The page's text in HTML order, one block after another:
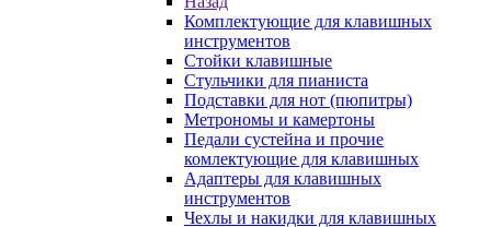
Комплектующие для клавишных
инструментов
Стойки клавишные
Стульчики для пианиста
Подставки для нот (пюпитры)
Метрономы и камертоны
Педали сустейна и прочие
комлектующие для клавишных
Адаптеры для клавишных
инструментов
Чехлы и накидки для клавишных